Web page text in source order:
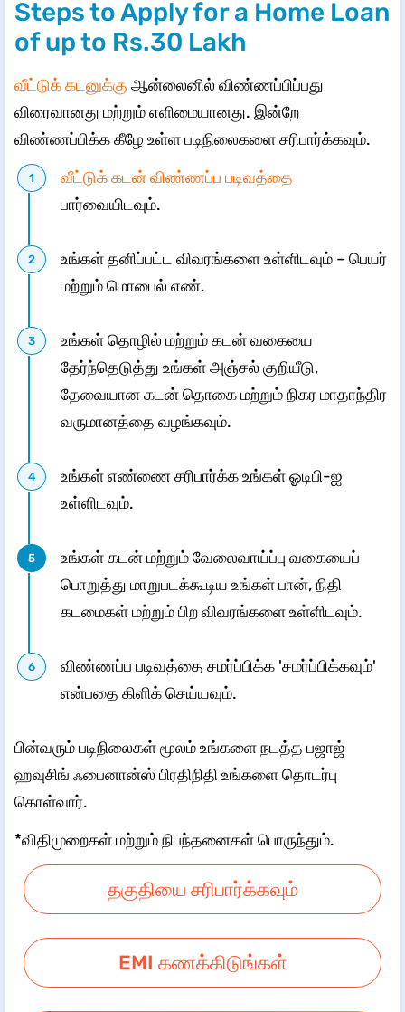
Steps to Apply for a Home Loan
of up to Rs.30 Lakh
வீட்டுக் கடனுக்கு ஆன்லைனில் விண்ணப்பிப்பது
விரைவானது மற்றும் எளிமையானது. இன்றே
விண்ணப்பிக்க கீழே உள்ள படிநிலைகளை சரிபார்க்கவும்.
வீட்டுக் கடன் விண்ணப்ப படிவத்தை
பார்வையிடவும்.
உங்கள் தனிப்பட்ட விவரங்களை உள்ளிடவும் – பெயர்
மற்றும் மொபைல் எண்.
உங்கள் தொழில் மற்றும் கடன் வகையை
தேர்ந்தெடுத்து உங்கள் அஞ்சல் குறியீடு,
தேவையான கடன் தொகை மற்றும் நிகர மாதாந்திர
வருமானத்தை வழங்கவும்.
உங்கள் எண்ணை சரிபார்க்க உங்கள் ஓடிபி-ஐ
உள்ளிடவும்.
உங்கள் கடன் மற்றும் வேலைவாய்ப்பு வகையைப்
பொறுத்து மாறுபடக்கூடிய உங்கள் பான், நிதி
கடமைகள் மற்றும் பிற விவரங்களை உள்ளிடவும்.
விண்ணப்ப படிவத்தை சமர்ப்பிக்க 'சமர்ப்பிக்கவும்'
என்பதை கிளிக் செய்யவும்.
பின்வரும் படிநிலைகள் மூலம் உங்களை நடத்த பஜாஜ்
ஹவுசிங் ஃபைனான்ஸ் பிரதிநிதி உங்களை தொடர்பு
கொள்வார்.
*விதிமுறைகள் மற்றும் நிபந்தனைகள் பொருந்தும்.
தகுதியை சரிபார்க்கவும்
EMI கணக்கிடுங்கள்